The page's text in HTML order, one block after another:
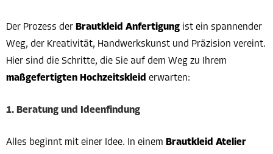
Der Prozess der Brautkleid Anfertigung ist ein spannender
Weg, der Kreativität, Handwerkskunst und Präzision vereint.
Hier sind die Schritte, die Sie auf dem Weg zu Ihrem
maßgefertigten Hochzeitskleid erwarten:
1. Beratung und Ideenfindung
Alles beginnt mit einer Idee. In einem Brautkleid Atelier